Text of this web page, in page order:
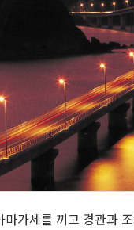
마가세를 끼고 경관과